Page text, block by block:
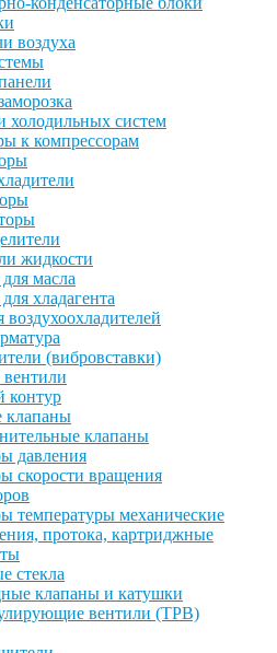
воздуха
холодильных систем
к компрессорам
жидкости
масла
хладагента
(вибровставки)
контур
клапаны
клапаны
давления
скорости вращения
температуры механические
протока, картриджные
стекла
клапаны и катушки
вентили (ТРВ)